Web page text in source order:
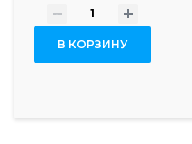
- +
В КОРЗИНУ